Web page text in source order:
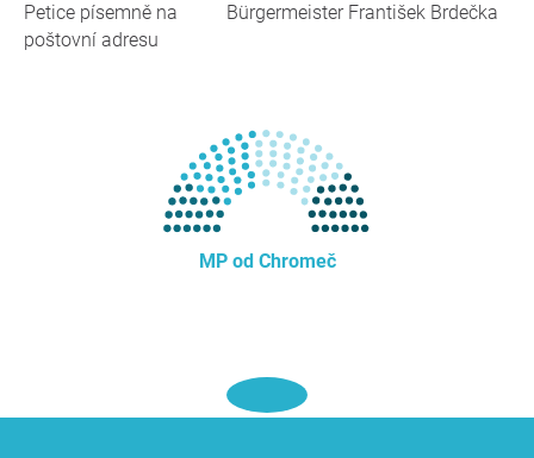
Petice písemně na
poštovní adresu
Bürgermeister František Brdečka
MP od Chromeč